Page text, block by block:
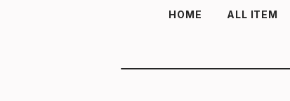
HOME ALL ITEM